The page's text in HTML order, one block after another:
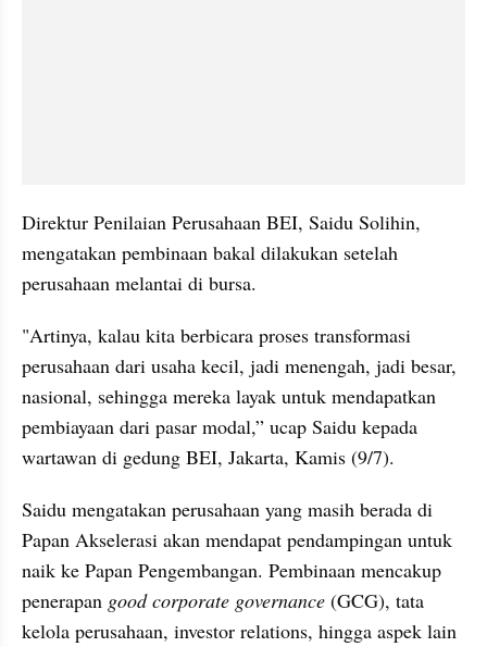
Direktur Penilaian Perusahaan BEI, Saidu Solihin,
mengatakan pembinaan bakal dilakukan setelah
perusahaan melantai di bursa.
"Artinya, kalau kita berbicara proses transformasi
perusahaan dari usaha kecil, jadi menengah, jadi besar,
nasional, sehingga mereka layak untuk mendapatkan
pembiayaan dari pasar modal,” ucap Saidu kepada
wartawan di gedung BEI, Jakarta, Kamis (9/7).
Saidu mengatakan perusahaan yang masih berada di
Papan Akselerasi akan mendapat pendampingan untuk
naik ke Papan Pengembangan. Pembinaan mencakup
penerapan good corporate governance (GCG), tata
kelola perusahaan, investor relations, hingga aspek lain